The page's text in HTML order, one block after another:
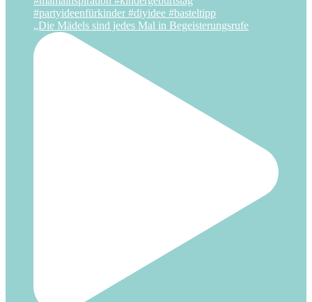
Piraten
„Die Mädels sind jedes Mal in Begeisterungsrufe